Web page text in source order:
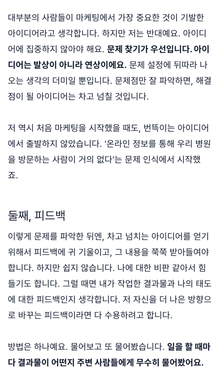
대부분의 사람들이 마케팅에서 가장 중요한 것이 기발한
아이디어라고 생각합니다. 하지만 저는 반대예요. 아이디
어에 집중하지 않아야 해요. 문제 찾기가 우선입니다. 아이
디어는 발상이 아니라 연상이에요. 문제 설정에 뒤따라 나
오는 생각의 더미일 뿐입니다. 문제점만 잘 파악하면, 해결
점이 될 아이디어는 차고 넘칠 것입니다.
저 역시 처음 마케팅을 시작했을 때도, 번뜩이는 아이디어
에서 출발하지 않았습니다. '온라인 정보를 통해 우리 병원
을 방문하는 사람이 거의 없다'는 문제 인식에서 시작했
죠.
둘째, 피드백
이렇게 문제를 파악한 뒤엔, 차고 넘치는 아이디어를 얻기
위해서 피드백에 귀 기울이고, 그 내용을 쭉쭉 받아들여야
합니다. 하지만 쉽지 않습니다. 나에 대한 비판 같아서 힘
들기도 합니다. 그럴 때면 내가 작업한 결과물과 나의 태도
에 대한 피드백인지 생각합니다. 저 자신을 더 나은 방향으
로 바꾸는 피드백이라면 다 수용하려고 합니다.
방법은 하나예요. 물어보고 또 물어봤습니다. 일을 할 때마
다 결과물이 어떤지 주변 사람들에게 무수히 물어봤어요.